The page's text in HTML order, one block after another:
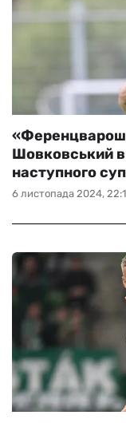
6 листопада 2024,
«Ференцварош
Шовковський
наступного